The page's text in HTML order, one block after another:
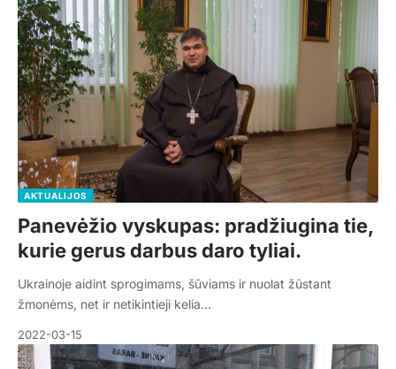
AKTUALIJOS
Panevėžio vyskupas: pradžiugina tie,
kurie gerus darbus daro tyliai.
Ukrainoje aidint sprogimams, šūviams ir nuolat žūstant
žmonėms, net ir netikintieji kelia…
2022-03-15